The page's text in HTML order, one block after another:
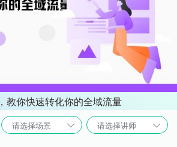
教你快速转化你的全域流量
请选择场景 请选择讲师